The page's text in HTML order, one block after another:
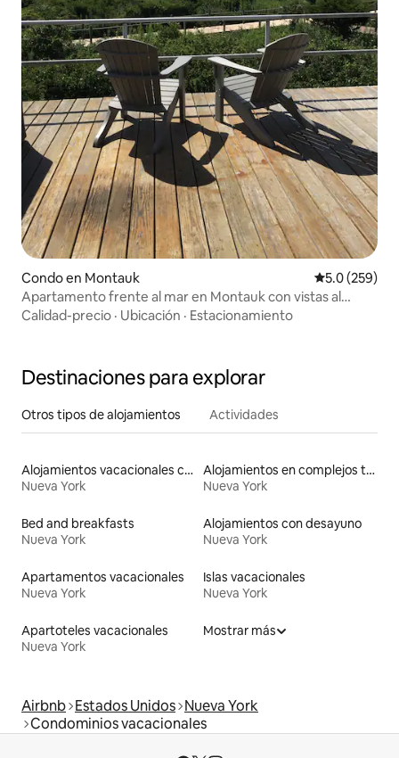
Condo en Montauk Calificación
5.0 (259)
Apartamento frente al mar en Montauk con vistas al
atardecer
Calidad-precio · Ubicación · Estacionamiento
Destinaciones para explorar
Otros tipos de alojamientos Actividades
Alojamientos vacacionales con entrada y salida de pistas de esquí
Nueva York
Alojamientos en complejos turísticos
Nueva York
Bed and breakfasts
Nueva York
Alojamientos con desayuno
Nueva York
Apartamentos vacacionales
Nueva York
Islas vacacionales
Nueva York
Apartoteles vacacionales
Nueva York
Mostrar más
Airbnb Estados Unidos Nueva York
Condominios vacacionales